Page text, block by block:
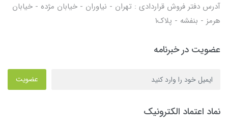
آدرس دفتر فروش قراردادی : تهران - نیاوران - خیابان مژده - خیابان
هرمز - بنفشه - پلاک۱
عضویت در خبرنامه
عضویت
نماد اعتماد الکترونیک